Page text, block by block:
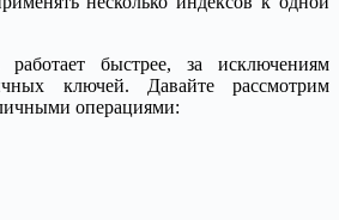
быстрее, за исключениям
ключей. Давайте рассмотрим
операциями: